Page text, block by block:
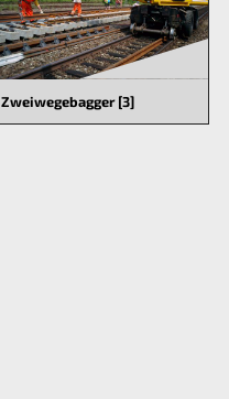
Zweiwegebagger [3]